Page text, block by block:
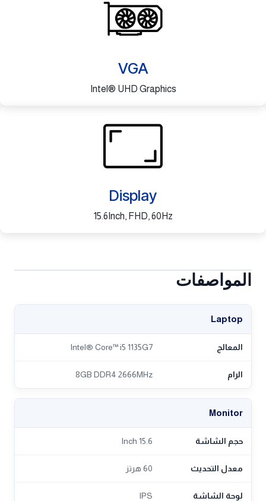
VGA
Intel® UHD Graphics
Display
15.6Inch, FHD, 60Hz
المواصفات
Laptop
المعالج Intel® Core™ i5 1135G7
الرام 8GB DDR4 2666MHz
Monitor
حجم الشاشة 15.6 Inch
معدل التحديث 60 هرتز
لوحة الشاشة IPS